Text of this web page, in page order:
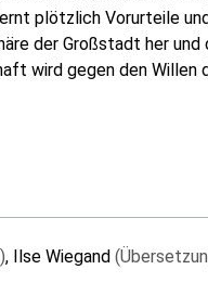
plötzlich Vorurteile
der Großstadt her und
wird gegen den Willen
, Ilse Wiegand